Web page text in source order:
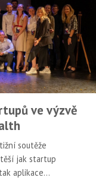
ve výzvě
soutěže
jak startup
aplikace